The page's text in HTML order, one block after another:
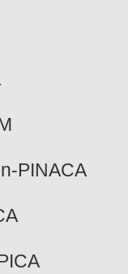
PINACA